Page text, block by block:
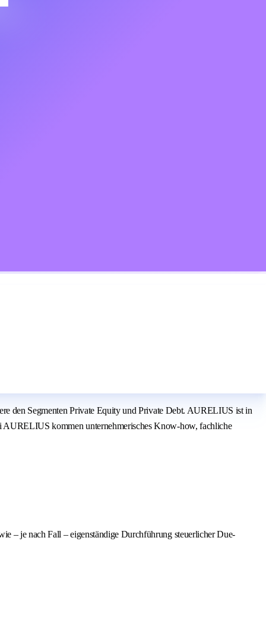
den Segmenten Private Equity und Private Debt. AURELIUS ist in
AURELIUS kommen unternehmerisches Know-how, fachliche
– je nach Fall – eigenständige Durchführung steuerlicher Due-